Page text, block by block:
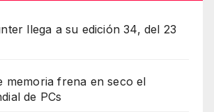
llega a su edición 34, del 23
memoria frena en seco el
de PCs